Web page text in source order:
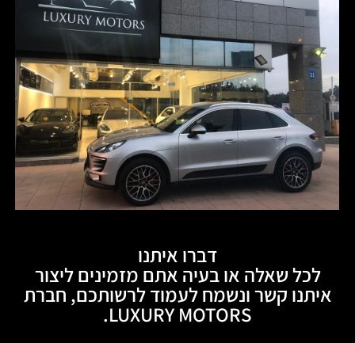
דברו איתנו
לכל שאלה או בעיה אתם מזמינים ליצור
איתנו קשר ונשמח לעמוד לרשותכם, חברת
LUXURY MOTORS.